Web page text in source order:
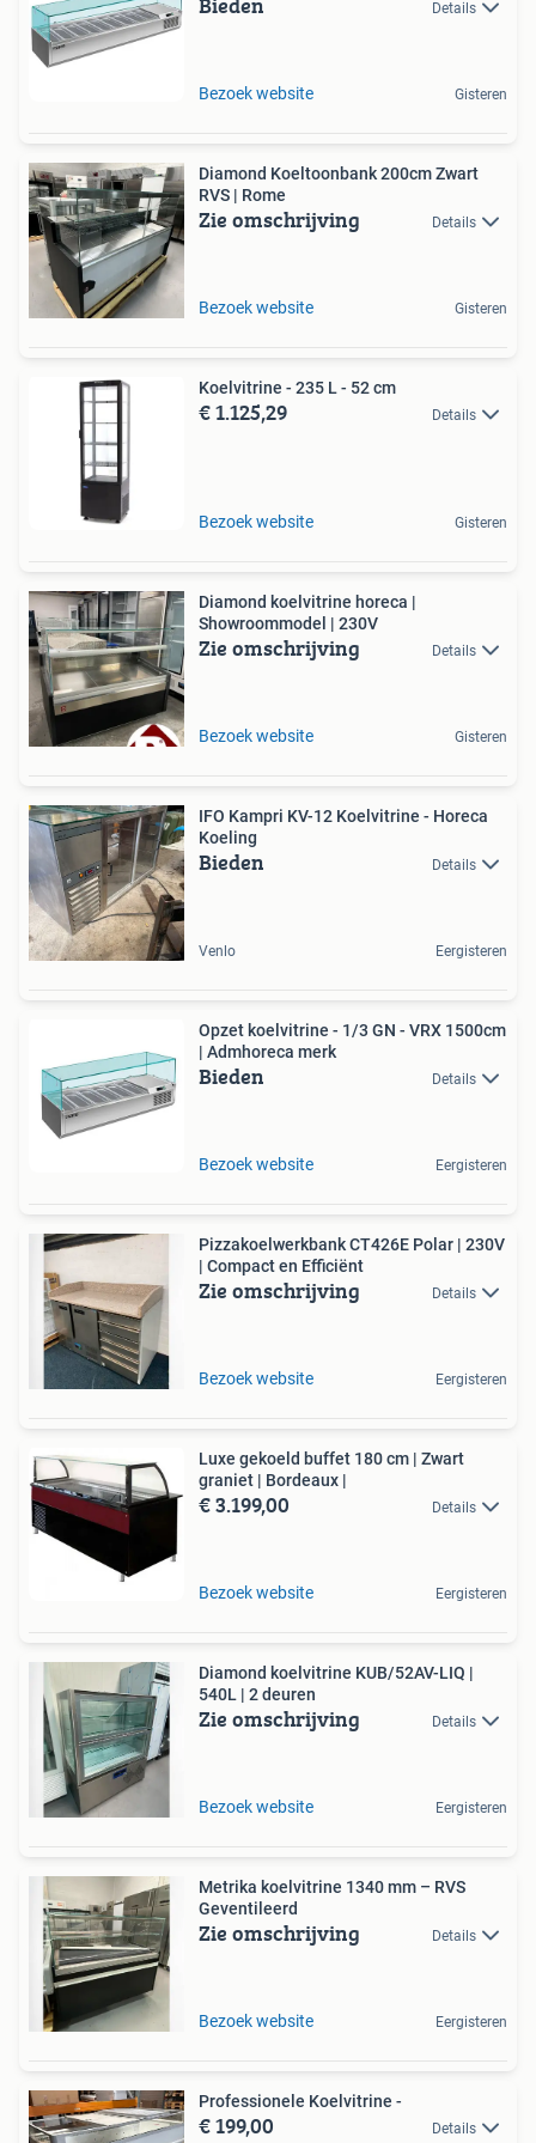
Details
Bezoek website Gisteren
Diamond Koeltoonbank 200cm Zwart
RVS | Rome
Zie omschrijving Details
Bezoek website Gisteren
Koelvitrine - 235 L - 52 cm
€ 1.125,29 Details
Bezoek website Gisteren
Diamond koelvitrine horeca |
Showroommodel | 230V
Zie omschrijving Details
Bezoek website Gisteren
IFO Kampri KV-12 Koelvitrine - Horeca
Koeling
Bieden Details
Venlo Eergisteren
Opzet koelvitrine - 1/3 GN - VRX 1500cm
| Admhoreca merk
Bieden Details
Bezoek website Eergisteren
Pizzakoelwerkbank CT426E Polar | 230V
| Compact en Efficiënt
Zie omschrijving Details
Bezoek website Eergisteren
Luxe gekoeld buffet 180 cm | Zwart
graniet | Bordeaux |
€ 3.199,00 Details
Bezoek website Eergisteren
Diamond koelvitrine KUB/52AV-LIQ |
540L | 2 deuren
Zie omschrijving Details
Bezoek website Eergisteren
Metrika koelvitrine 1340 mm – RVS
Geventileerd
Zie omschrijving Details
Bezoek website Eergisteren
Professionele Koelvitrine -
€ 199,00 Details